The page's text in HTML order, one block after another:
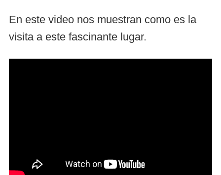
En este video nos muestran como es la
visita a este fascinante lugar.